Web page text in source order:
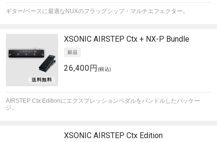
ギター/ベースに最適なNUXのフラッグシップ・マルチエフェクター。
XSONIC AIRSTEP Ctx + NX-P Bundle
26,400円 (税込)
AIRSTEP Ctx Editionにエクスプレッションペダルをバンドルしたパッケー
ジ。
XSONIC AIRSTEP Ctx Edition